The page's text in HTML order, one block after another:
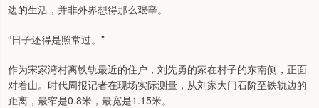
边的生活，并非外界想得那么艰辛。
“日子还得是照常过。”
作为宋家湾村离铁轨最近的住户，刘先勇的家在村子的东南侧，正面
对着山。时代周报记者在现场实际测量，从刘家大门石阶至铁轨边的
距离，最窄是0.8米，最宽是1.15米。